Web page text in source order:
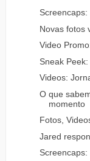
Novas fotos
Video
Sneak
Videos:
O que
momento
Fotos,
Jared